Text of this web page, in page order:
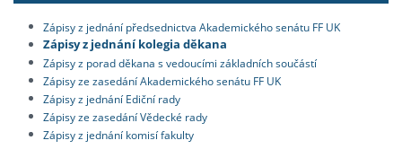
Zápisy z jednání předsednictva Akademického senátu FF UK
Zápisy z jednání kolegia děkana
Zápisy z porad děkana s vedoucími základních součástí
Zápisy ze zasedání Akademického senátu FF UK
Zápisy z jednání Ediční rady
Zápisy ze zasedání Vědecké rady
Zápisy z jednání komisí fakulty